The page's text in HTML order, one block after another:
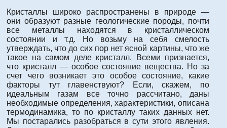
Кристаллы широко распространены в природе —
они образуют разные геологические породы, почти
все металлы находятся в кристаллическом
состоянии и т.д. Но возьму на себя смелость
утверждать, что до сих пор нет ясной картины, что же
такое на самом деле кристалл. Всеми признается,
что кристалл — особое состояние вещества. Но за
счет чего возникает это особое состояние, какие
факторы тут главенствуют? Если, скажем, по
идеальным газам все точно рассчитано, даны
необходимые определения, характеристики, описана
термодинамика, то по кристаллу таких данных нет.
Мы постарались разобраться в сути этого явления.